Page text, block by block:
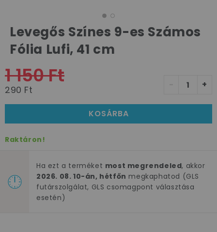
Levegős Színes 9-es Számos
Fólia Lufi, 41 cm
1 150 Ft
290 Ft +
KOSÁRBA
Raktáron!
Ha ezt a terméket most megrendeled, akkor
2026. 08. 10-án, hétfőn megkaphatod (GLS
futárszolgálat, GLS csomagpont választása
esetén)